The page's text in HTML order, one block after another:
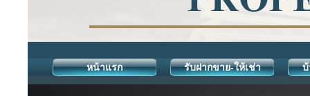
หน้าแรก รับฝากขาย-ให้เช่า บ้